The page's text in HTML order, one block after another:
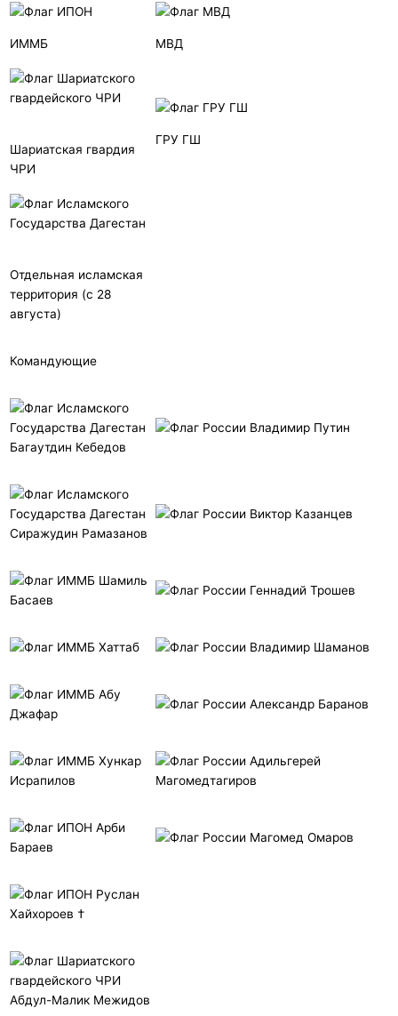
ИММБ МВД
Шариатская гвардия
ЧРИ
ГРУ ГШ
Отдельная исламская
территория (с 28
августа)
Командующие
Багаутдин Кебедов
Владимир Путин
Сиражудин Рамазанов
Виктор Казанцев
Шамиль
Басаев
Геннадий Трошев
Хаттаб Владимир Шаманов
Абу
Джафар
Александр Баранов
Хункар
Исрапилов
Адильгерей
Магомедтагиров
Арби
Бараев
Магомед Омаров
Руслан
Хайхороев †
Абдул-Малик Межидов